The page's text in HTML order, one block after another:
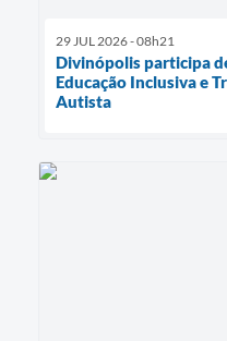
29 JUL 2026 - 08h21
Divinópolis participa
Educação Inclusiva e
Autista